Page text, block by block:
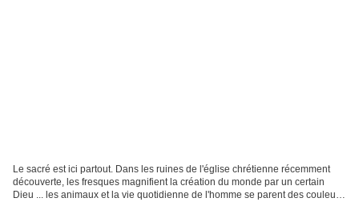
Le sacré est ici partout. Dans les ruines de l'église chrétienne récemment
découverte, les fresques magnifient la création du monde par un certain
Dieu ... les animaux et la vie quotidienne de l'homme se parent des couleurs